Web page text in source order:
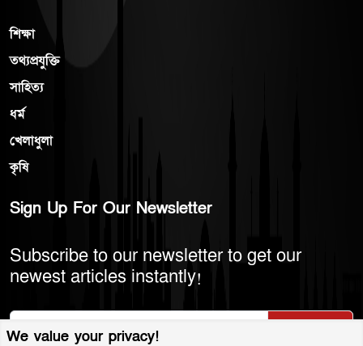
শিক্ষা
তথ্যপ্রযুক্তি
সাহিত্য
ধর্ম
খেলাধুলা
কৃষি
Sign Up For Our Newsletter
Subscribe to our newsletter to get our
newest articles instantly!
We value your privacy!